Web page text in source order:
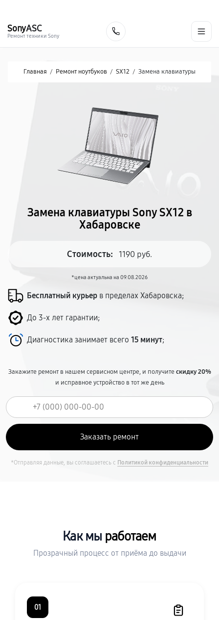
SonyASC
Ремонт техники Sony
Главная / Ремонт ноутбуков / SX12 / Замена клавиатуры
Замена клавиатуры Sony SX12 в
Хабаровске
Стоимость: 1190 руб.
*цена актуальна на 09.08.2026
Бесплатный курьер в пределах Хабаровска;
До 3-х лет гарантии;
Диагностика занимает всего 15 минут;
Закажите ремонт в нашем сервисном центре, и получитескидку 20%
и исправное устройство в тот же день
*Отправляя данные, вы соглашаетесь с Политикой конфиденциальности
Как мы работаем
Прозрачный процесс от приёма до выдачи
01